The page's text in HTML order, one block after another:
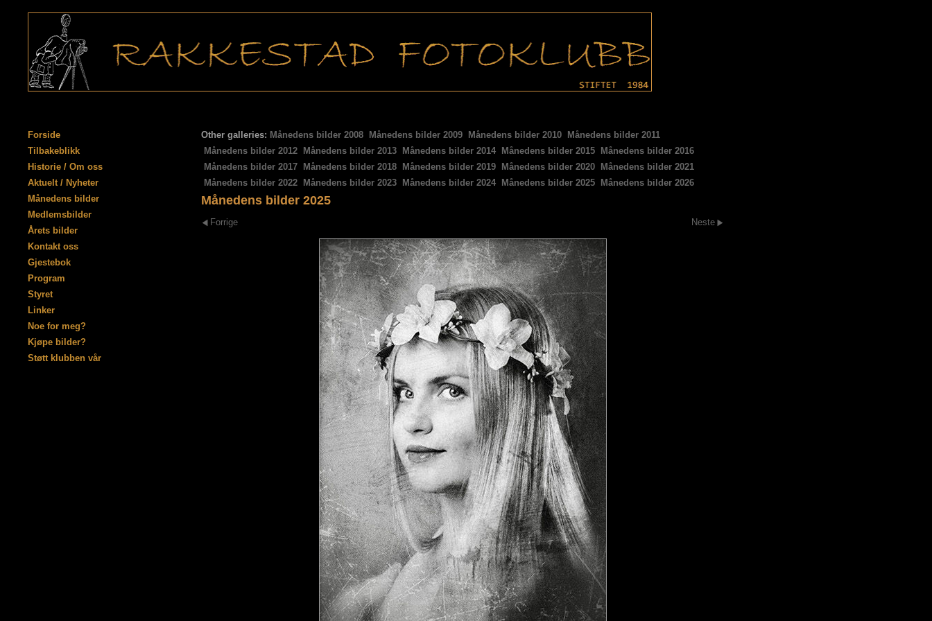
Forside
Tilbakeblikk
Historie / Om oss
Aktuelt / Nyheter
Månedens bilder
Medlemsbilder
Årets bilder
Kontakt oss
Gjestebok
Program
Styret
Linker
Noe for meg?
Kjøpe bilder?
Støtt klubben vår
Other galleries: Månedens bilder 2008 Månedens bilder 2009 Månedens bilder 2010
Månedens bilder 2011
Månedens bilder 2012
Månedens bilder 2013 Månedens bilder 2014 Månedens bilder 2015
Månedens bilder 2016
Månedens bilder 2017
Månedens bilder 2018 Månedens bilder 2019 Månedens bilder 2020
Månedens bilder 2021
Månedens bilder 2022
Månedens bilder 2023 Månedens bilder 2024 Månedens bilder 2025 Månedens bilder 2026
Månedens bilder 2025
Forrige Neste